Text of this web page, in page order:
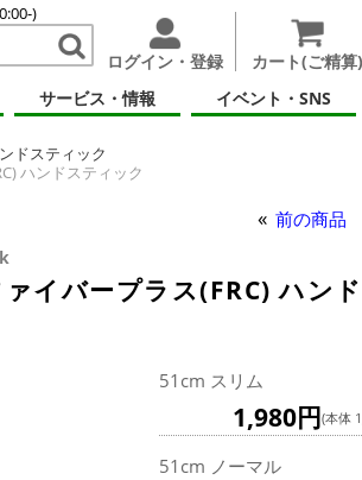
)
ログイン・登録 カート(ご精算)
サービス・情報 イベント・SNS
ドスティック
ハンドスティック
前の商品
イバープラス(FRC) ハン
51cm スリム
1,980円(本体
51cm ノーマル